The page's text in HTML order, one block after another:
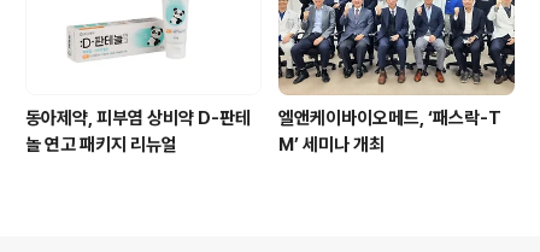
동아제약, 피부염 상비약 D-판테
놀 연고 패키지 리뉴얼
엘앤케이바이오메드, ‘패스락-T
M’ 세미나 개최